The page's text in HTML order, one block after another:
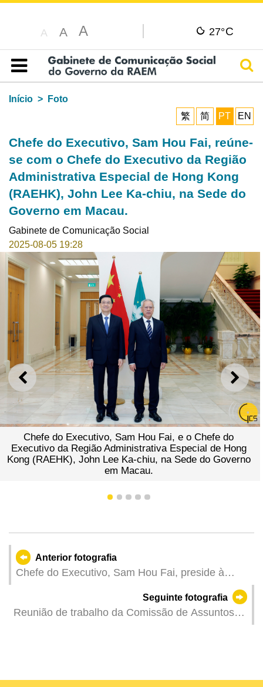
A A A 27°C
Índice
Início
Foto
繁
简 PT EN
Chefe do Executivo, Sam Hou Fai, reúne-
se com o Chefe do Executivo da Região
Administrativa Especial de Hong Kong
(RAEHK), John Lee Ka-chiu, na Sede do
Governo em Macau.
Gabinete de Comunicação Social
2025-08-05 19:28
ANTERIOR
Chefe do Executivo, Sam Hou Fai, e o Chefe do
Executivo da Região Administrativa Especial de Hong
Kong (RAEHK), John Lee Ka-chiu, na Sede do Governo
em Macau.
1 2 3 4 5
Anterior fotografia
Chefe do Executivo, Sam Hou Fai, preside à
reforma da administração pública.Seguinte fotografia
Reunião de trabalho da Comissão de Assuntos